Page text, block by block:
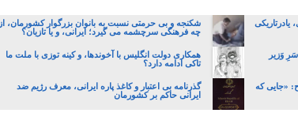
شکنجه و بی حرمتی نسبت به بانوان بزرگوار کشورمان، از
چه فرهنگی سرچشمه می گیرد؛ ایرانی، و یا تازیان؟
وَزیر
همکاری دولت انگلیس با آخوندها، و کینه توزی با ملت ما
تاکی ادامه دارد؟
«جایی که
گذرنامه بی اعتبار و کاغذ پاره ایرانی، معرف رژیم ضد
ایرانی حاکم بر کشورمان